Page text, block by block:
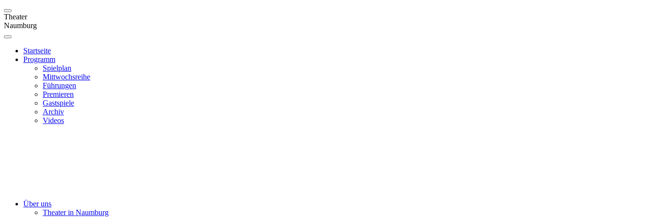
Theater
Naumburg
Startseite
Programm
Spielplan
Mittwochsreihe
Führungen
Premieren
Gastspiele
Archiv
Videos
Über uns
Theater in Naumburg